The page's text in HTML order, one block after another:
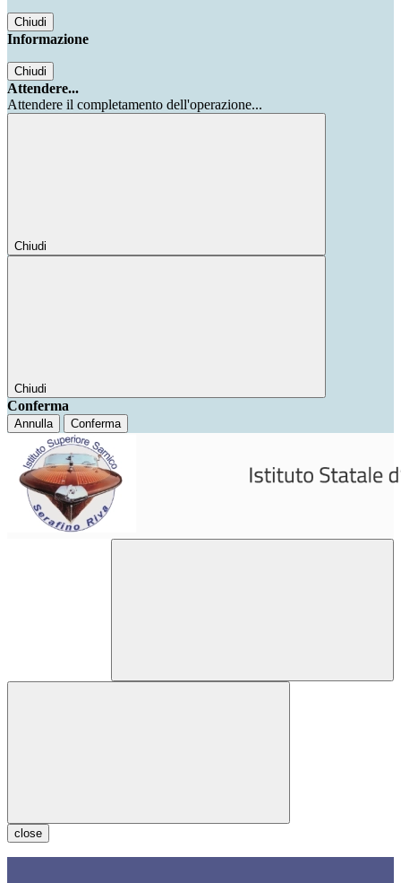
Chiudi
Informazione
Chiudi
Attendere...
Attendere il completamento dell'operazione...
Chiudi
Chiudi
Conferma
Annulla Conferma
close